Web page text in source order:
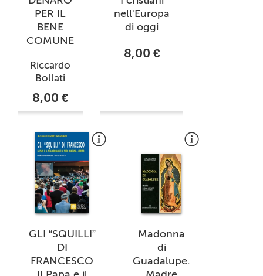
PER IL
BENE
COMUNE
Riccardo
Bollati
8,00 €
nell'Europa
di oggi
8,00 €
GLI “SQUILLI”
DI
FRANCESCO
Madonna
di
Guadalupe.